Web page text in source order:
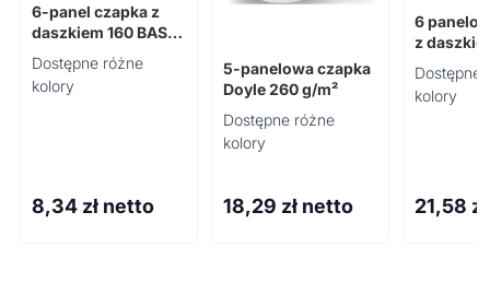
6-panel czapka z
daszkiem 160 BASIE
APOLLO
Dostępne różne
kolory
8,34 zł netto
5-panelowa czapka
Doyle 260 g/m²
Dostępne różne
kolory
18,29 zł netto
6
z
Dostępne
kolory
21,58